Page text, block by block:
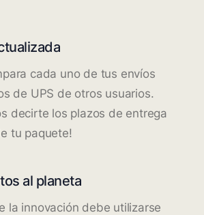
cada uno de tus envíos
de UPS de otros usuarios.
decirte los plazos de entrega
tu paquete!
al planeta
la innovación debe utilizarse